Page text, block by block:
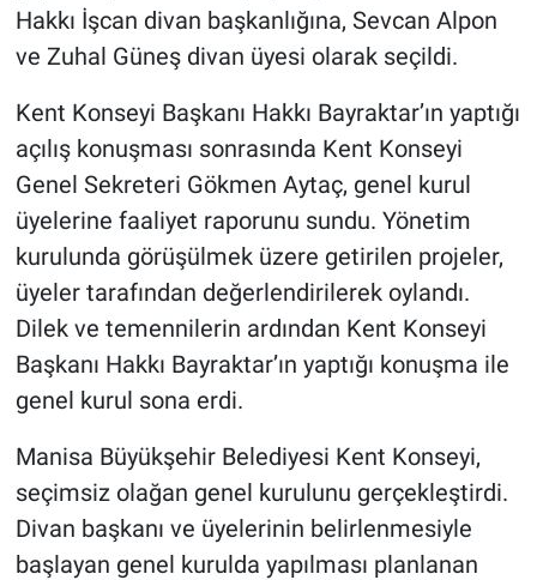
Hakkı İşcan divan başkanlığına, Sevcan Alpon
ve Zuhal Güneş divan üyesi olarak seçildi.
Kent Konseyi Başkanı Hakkı Bayraktar’ın yaptığı
açılış konuşması sonrasında Kent Konseyi
Genel Sekreteri Gökmen Aytaç, genel kurul
üyelerine faaliyet raporunu sundu. Yönetim
kurulunda görüşülmek üzere getirilen projeler,
üyeler tarafından değerlendirilerek oylandı.
Dilek ve temennilerin ardından Kent Konseyi
Başkanı Hakkı Bayraktar’ın yaptığı konuşma ile
genel kurul sona erdi.
Manisa Büyükşehir Belediyesi Kent Konseyi,
seçimsiz olağan genel kurulunu gerçekleştirdi.
Divan başkanı ve üyelerinin belirlenmesiyle
başlayan genel kurulda yapılması planlanan